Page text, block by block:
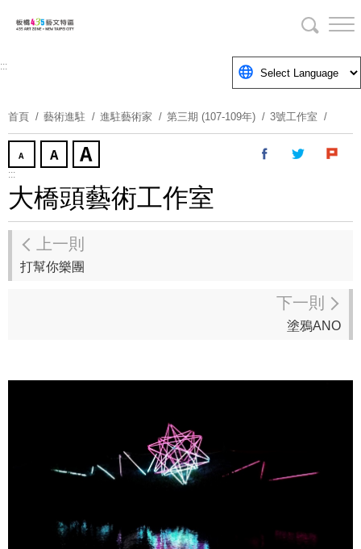
要
塊
:::
首頁 藝術進駐 進駐藝術家 第三期 (107-109年) 3號工作室
:::
大橋頭藝術工作室
上一則
打幫你樂團
下一則
塗鴉ANO